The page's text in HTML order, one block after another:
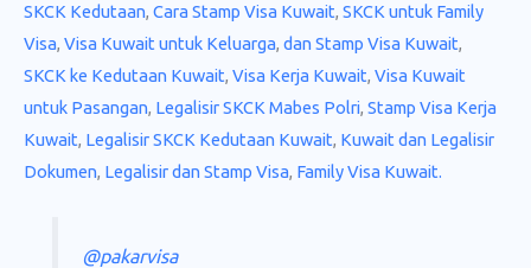
SKCK Kedutaan, Cara Stamp Visa Kuwait, SKCK untuk Family
Visa, Visa Kuwait untuk Keluarga, dan Stamp Visa Kuwait,
SKCK ke Kedutaan Kuwait, Visa Kerja Kuwait, Visa Kuwait
untuk Pasangan, Legalisir SKCK Mabes Polri, Stamp Visa Kerja
Kuwait, Legalisir SKCK Kedutaan Kuwait, Kuwait dan Legalisir
Dokumen, Legalisir dan Stamp Visa, Family Visa Kuwait.
@pakarvisa